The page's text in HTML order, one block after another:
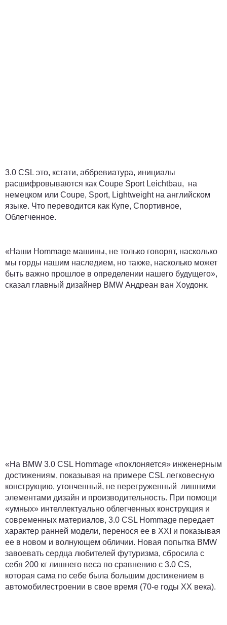
3.0 CSL это, кстати, аббревиатура, инициалы
расшифровываются как Coupe Sport Leichtbau, на
немецком или Coupe, Sport, Lightweight на английском
языке. Что переводится как Купе, Спортивное,
Облегченное.
«Наши Hommage машины, не только говорят, насколько
мы горды нашим наследием, но также, насколько может
быть важно прошлое в определении нашего будущего»,
сказал главный дизайнер BMW Андреан ван Хоудонк.
«На BMW 3.0 CSL Hommage «поклоняется» инженерным
достижениям, показывая на примере CSL легковесную
конструкцию, утонченный, не перегруженный лишними
элементами дизайн и производительность. При помощи
«умных» интеллектуально облегченных конструкция и
современных материалов, 3.0 CSL Hommage передает
характер ранней модели, перенося ее в XXI и показывая
ее в новом и волнующем обличии. Новая попытка BMW
завоевать сердца любителей футуризма, сбросила с
себя 200 кг лишнего веса по сравнению с 3.0 CS,
которая сама по себе была большим достижением в
автомобилестроении в свое время (70-е годы XX века).